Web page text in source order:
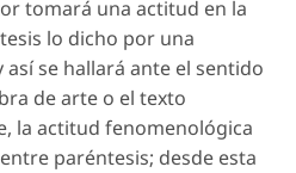
tomará una actitud en la
lo dicho por una
se hallará ante el sentido
de arte o el texto
la actitud fenomenológica
paréntesis; desde esta